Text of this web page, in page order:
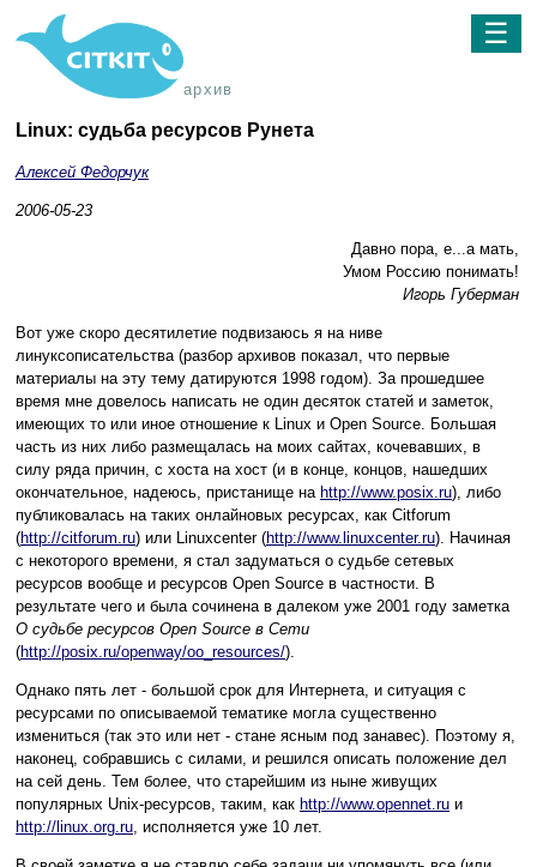
архив
☰
Linux: судьба ресурсов Рунета
Алексей Федорчук
2006-05-23
Давно пора, е...а мать,
Умом Россию понимать!
Игорь Губерман
Вот уже скоро десятилетие подвизаюсь я на ниве
линуксописательства (разбор архивов показал, что первые
материалы на эту тему датируются 1998 годом). За прошедшее
время мне довелось написать не один десяток статей и заметок,
имеющих то или иное отношение к Linux и Open Source. Большая
часть из них либо размещалась на моих сайтах, кочевавших, в
силу ряда причин, с хоста на хост (и в конце, концов, нашедших
окончательное, надеюсь, пристанище на http://www.posix.ru), либо
публиковалась на таких онлайновых ресурсах, как Citforum
(http://citforum.ru) или Linuxcenter (http://www.linuxcenter.ru). Начиная
с некоторого времени, я стал задуматься о судьбе сетевых
ресурсов вообще и ресурсов Open Source в частности. В
результате чего и была сочинена в далеком уже 2001 году заметка
О судьбе ресурсов Open Source в Сети
(http://posix.ru/openway/oo_resources/).
Однако пять лет - большой срок для Интернета, и ситуация с
ресурсами по описываемой тематике могла существенно
измениться (так это или нет - стане ясным под занавес). Поэтому я,
наконец, собравшись с силами, и решился описать положение дел
на сей день. Тем более, что старейшим из ныне живущих
популярных Unix-ресурсов, таким, как http://www.opennet.ru и
http://linux.org.ru, исполняется уже 10 лет.